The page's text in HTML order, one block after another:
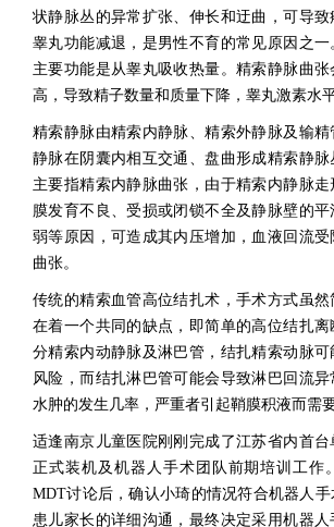
状静脉丛的异常扩张、伸长和迂曲，可导
睾丸功能减退，是男性不育的常见原因之
主要功能是从睾丸吸收热量。精索静脉曲
高，导致精子数量和质量下降，睾丸激素水平
精索静脉由精索内静脉、精索外静脉及输精
静脉在阴囊内相互交通、盘曲形成精索静
主要指精索内静脉曲张，由于精索内静脉
膜发育不良、受损或闭锁不全及静脉壁的
弱等原因，可造成其内压增加，血液回流
曲张。
传统的精索血管高位结扎术，手术方式虽
在着一个共同的缺点，即简单的高位结扎
分精索内动静脉及淋巴管，结扎精索动脉
风险，而结扎淋巴管可能会导致淋巴回流
水肿的发生几率，严重者引起鞘膜积液而需
适逢南京儿童医院刚刚完成了江苏省内首
正式装机及机器人手术团队前期培训工作
MDT讨论后，确认小琦的情况符合机器人
患儿家长的详细沟通，最终决定采用机器